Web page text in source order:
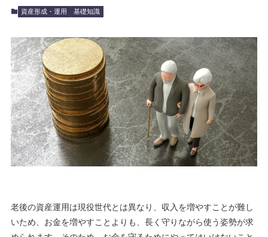
資産形成・運用 基礎知識
老後の資産運用は現役世代とは異なり、収入を増やすことが難し
いため、お金を増やすことよりも、長く守りながら使う姿勢が求